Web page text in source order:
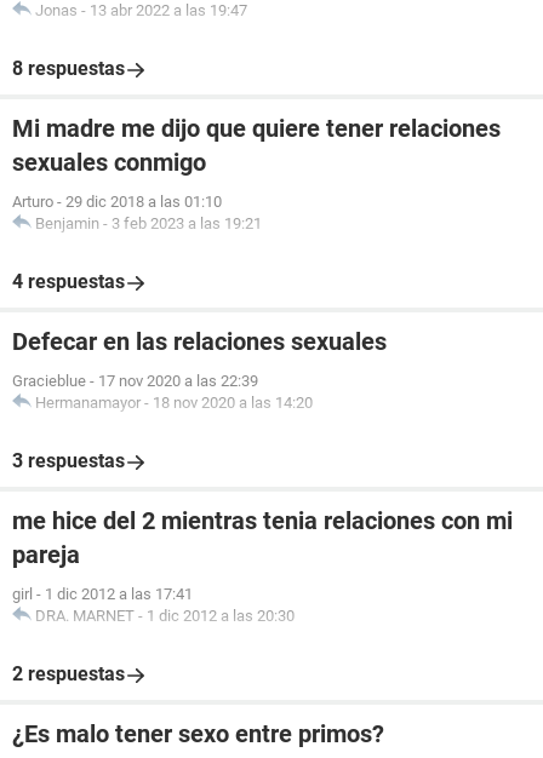
Jonas - 13 abr 2022 a las 19:47
8 respuestas
Mi madre me dijo que quiere tener relaciones
sexuales conmigo
Arturo - 29 dic 2018 a las 01:10
Benjamin - 3 feb 2023 a las 19:21
4 respuestas
Defecar en las relaciones sexuales
Gracieblue - 17 nov 2020 a las 22:39
Hermanamayor - 18 nov 2020 a las 14:20
3 respuestas
me hice del 2 mientras tenia relaciones con mi
pareja
girl - 1 dic 2012 a las 17:41
DRA. MARNET - 1 dic 2012 a las 20:30
2 respuestas
¿Es malo tener sexo entre primos?